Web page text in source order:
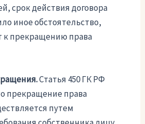
срок действия договора
иное обстоятельство,
к прекращению права
Статья 450 ГК РФ
прекращение права
путем